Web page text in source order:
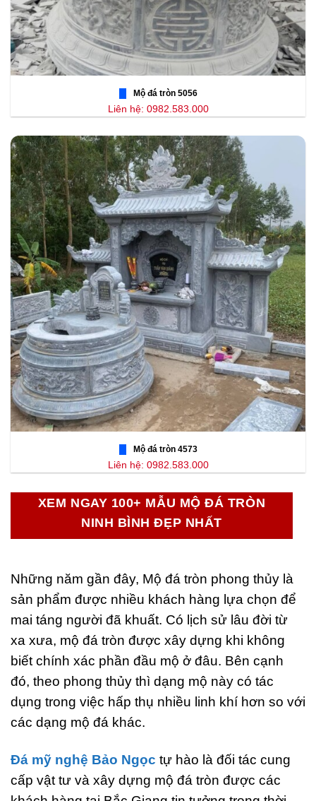
Mộ đá tròn 5056
Liên hệ: 0982.583.000
Mộ đá tròn 4573
Liên hệ: 0982.583.000
XEM NGAY 100+ MẪU MỘ ĐÁ TRÒN
NINH BÌNH ĐẸP NHẤT
Những năm gần đây, Mộ đá tròn phong thủy là
sản phẩm được nhiều khách hàng lựa chọn để
mai táng người đã khuất. Có lịch sử lâu đời từ
xa xưa, mộ đá tròn được xây dựng khi không
biết chính xác phần đầu mộ ở đâu. Bên cạnh
đó, theo phong thủy thì dạng mộ này có tác
dụng trong việc hấp thụ nhiều linh khí hơn so với
các dạng mộ đá khác.
Đá mỹ nghệ Bảo Ngọc tự hào là đối tác cung
cấp vật tư và xây dựng mộ đá tròn được các